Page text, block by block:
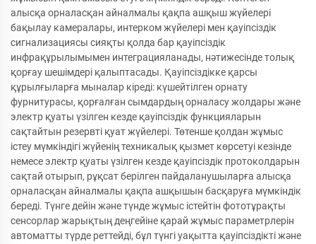
алысқа орналасқан айналмалы қақпа ашқыш жүйелері
бақылау камералары, интерком жүйелері мен қауіпсіздік
сигнализациясы сияқты қолда бар қауіпсіздік
инфрақұрылымымен интеграцияланады, нәтижесінде толық
қорғау шешімдері қалыптасады. Қауіпсіздікке қарсы
құрылғыларға мыналар кіреді: күшейтілген орнату
фурнитурасы, қорғалған сымдардың орналасу жолдары және
электр қуаты үзілген кезде қауіпсіздік функцияларын
сақтайтын резервті қуат жүйелері. Төтенше қолдан жұмыс
істеу мүмкіндігі жүйенің техникалық қызмет көрсетуі кезінде
немесе электр қуаты үзілген кезде қауіпсіздік протоколдарын
сақтай отырып, рұқсат берілген пайдаланушыларға алысқа
орналасқан айналмалы қақпа ашқышын басқаруға мүмкіндік
береді. Түнге дейін және түнде жұмыс істейтін фототұрақты
сенсорлар жарықтың деңгейіне қарай жұмыс параметрлерін
автоматты түрде реттейді, бұл түнгі уақытта қауіпсіздікті және